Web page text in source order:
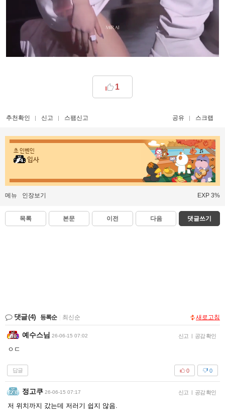
1
추천확인 신고 스팸신고 공유 스크랩
초 인벤인
입사
메뉴 인장보기 EXP 3%
목록 본문 이전 다음 댓글쓰기
댓글(4) 등록순 최신순 새로고침
예수스님 26-06-15 07:02 신고 | 공감 확인
ㅇㄷ
답글 0
0
정고쿠 26-06-15 07:17 신고 | 공감 확인
저 위치까지 갔는데 저러기 쉽지 않음.